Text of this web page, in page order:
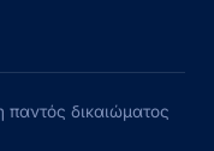
δικαιώματος